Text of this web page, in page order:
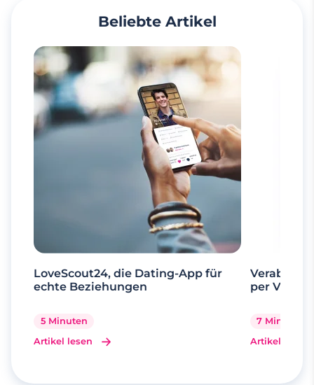
Beliebte Artikel
LoveScout24, die Dating-App für
echte Beziehungen
5 Minuten
Artikel lesen
per
7 Minuten
Artikel lesen